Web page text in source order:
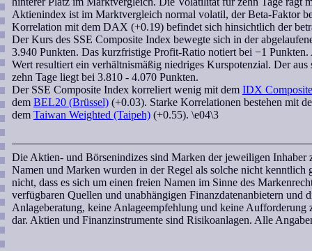
Aktienindex ist im Marktvergleich normal volatil, derBeta-Faktor
Korrelation mit dem DAX (+0.19) befindet sich hinsichtlich der
Der Kurs des SSE Composite Index bewegte sich in der
3.940 Punkten. Das kurzfristige Profit-Ratio notiert bei −1
Wert resultiert ein verhältnismäßig niedriges Kurspotenzial. Der
zehn Tage liegt bei 3.810 - 4.070 Punkten.
Der SSE Composite Index korreliert wenig mit dem IDX
dem BEL20 (Brüssel) (+0.03). Starke Korrelationen bestehen mit
dem Taiwan Weighted (Taipeh) (+0.55). \e04\3
Die Aktien- und Börsenindizes sind Marken der jeweiligen Inhaber
Namen und Marken wurden in der Regel als solche nicht kenntlich
nicht, dass es sich um einen freien Namen im Sinne des
verfügbaren Quellen und unabhängigen Finanzdatenanbietern
Anlageberatung, keine Anlageempfehlung und keine
dar. Aktien und Finanzinstrumente sind Risikoanlagen. Alle